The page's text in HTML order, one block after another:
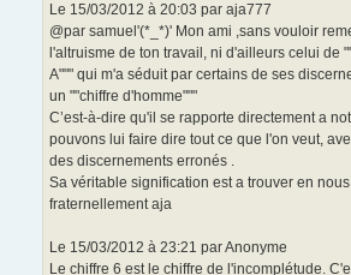
Le 15/03/2012 à 20:03 par aja777
@par samuel'(*_*)' Mon ami ,sans vouloir
l'altruisme de ton travail, ni d'ailleurs celui de
A""" qui m'a séduit par certains de ses
un ""chiffre d'homme"""
C’est-à-dire qu'il se rapporte directement a
pouvons lui faire dire tout ce que l'on veut,
des discernements erronés .
Sa véritable signification est a trouver en
fraternellement aja
Le 15/03/2012 à 23:21 par Anonyme
Le chiffre 6 est le chiffre de l'incomplétude.